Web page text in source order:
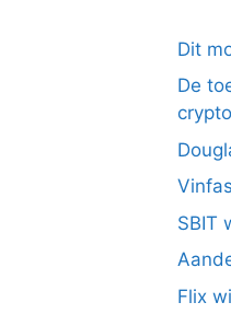
Dit
De
crypto
SBIT
Flix